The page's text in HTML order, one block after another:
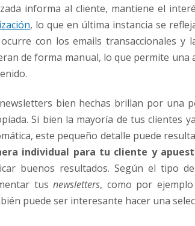
informa al cliente, mantiene el
, lo que en última instancia se
con los emails transaccionales y
de forma manual, lo que permite
bien hechas brillan por una
Si bien la mayoría de tus clientes
este pequeño detalle puede
individual para tu cliente y
buenos resultados. Según el tipo
tusnewsletters, como por
puede ser interesante hacer una